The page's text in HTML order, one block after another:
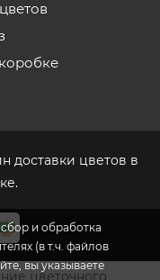
и обработка
(в т.ч. файлов
вы указываете
доставки цветов в
цветочного